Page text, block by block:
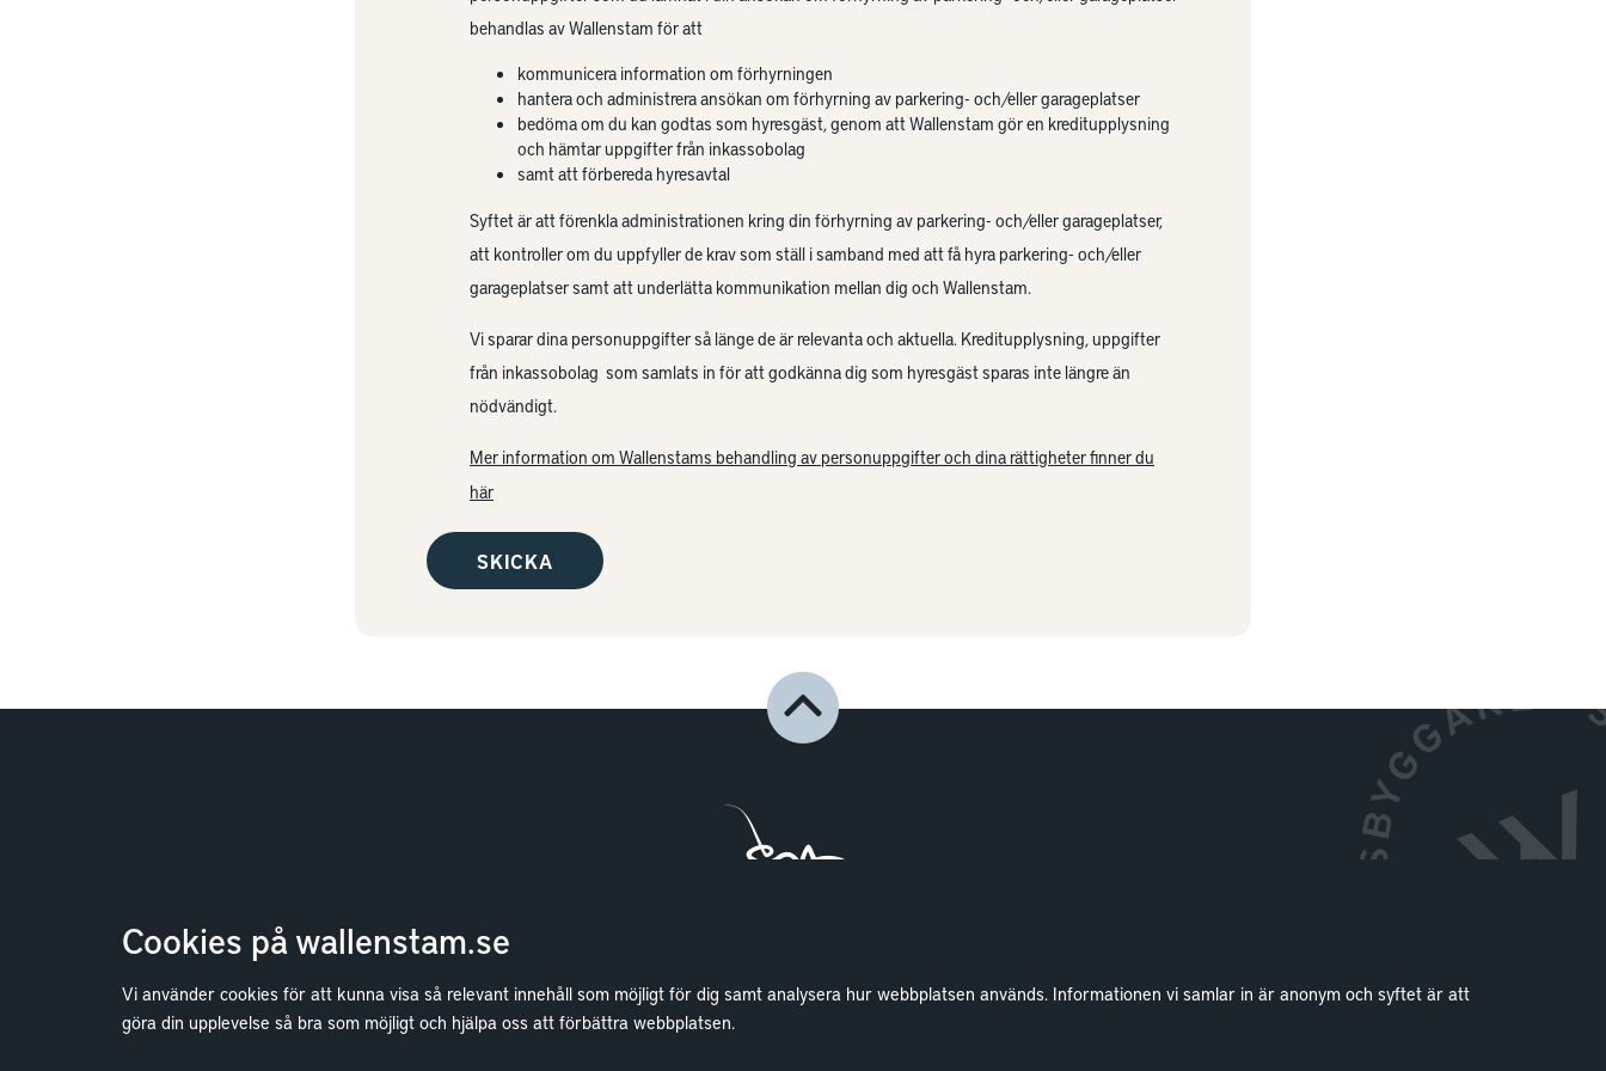
Cookies på wallenstam.se
Vi använder cookies för att kunna visa så relevant innehåll som möjligt för dig samt analysera hur webbplatsen används. Informationen vi samlar in är anonym och syftet är att
göra din upplevelse så bra som möjligt och hjälpa oss att förbättra webbplatsen.
behandlas av Wallenstam för att
kommunicera information om förhyrningen
hantera och administrera ansökan om förhyrning av parkering- och/eller garageplatser
bedöma om du kan godtas som hyresgäst, genom att Wallenstam gör en kreditupplysning
och hämtar uppgifter från inkassobolag
samt att förbereda hyresavtal
Syftet är att förenkla administrationen kring din förhyrning av parkering- och/eller garageplatser,
att kontroller om du uppfyller de krav som ställ i samband med att få hyra parkering- och/eller
garageplatser samt att underlätta kommunikation mellan dig och Wallenstam.
Vi sparar dina personuppgifter så länge de är relevanta och aktuella. Kreditupplysning, uppgifter
från inkassobolag som samlats in för att godkänna dig som hyresgäst sparas inte längre än
nödvändigt.
Mer information om Wallenstams behandling av personuppgifter och dina rättigheter finner du
här
Bostäder Lokaler